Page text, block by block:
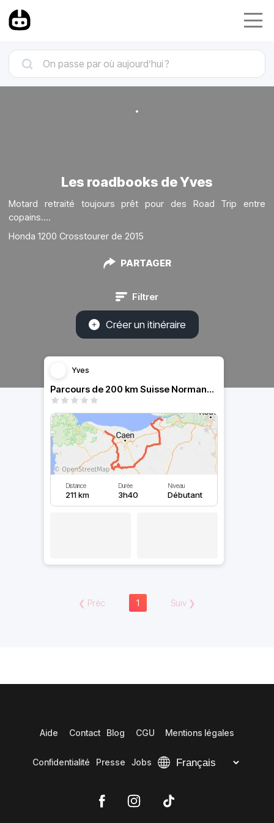
Les roadbooks de Yves
Motard retraité toujours prêt pour des Road Trip entre
copains….
Honda 1200 Crosstourer de 2015
PARTAGER
Filtrer
Créer un itinéraire
Yves
Parcours de 200 km Suisse Normande au départ de Bayeux
Distance
211 km
Durée
3h40
Niveau
Débutant
❮ Préc 1 Suiv ❯
Aide Contact Blog CGU Mentions légales
Confidentialité Presse Jobs